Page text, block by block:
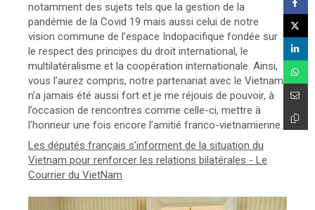
notamment des sujets tels que la gestion de la
pandémie de la Covid 19 mais aussi celui de notre
vision commune de l’espace Indopacifique fondée sur
le respect des principes du droit international, le
multilatéralisme et la coopération internationale. Ainsi,
vous l’aurez compris, notre partenariat avec le Vietnam
n’a jamais été aussi fort et je me réjouis de pouvoir, à
l’occasion de rencontres comme celle-ci, mettre à
l’honneur une fois encore l’amitié franco-vietnamienne.
Les députés français s’informent de la situation du
Vietnam pour renforcer les relations bilatérales - Le
Courrier du VietNam